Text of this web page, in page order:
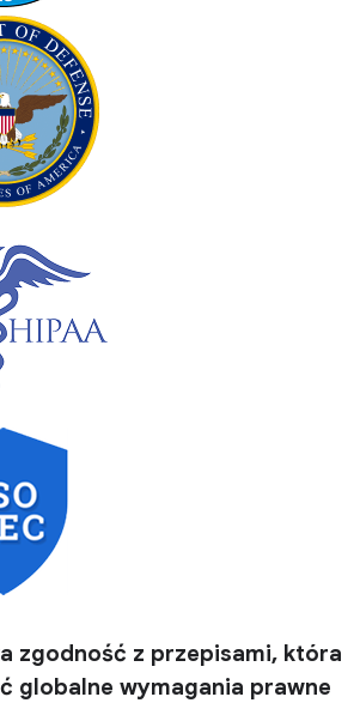
zgodność z przepisami, która
globalne wymagania prawne